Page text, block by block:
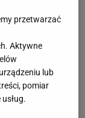
Ale
nic, trudno.
w
Będę
przetwarzać
Aktywne
lub
pomiar